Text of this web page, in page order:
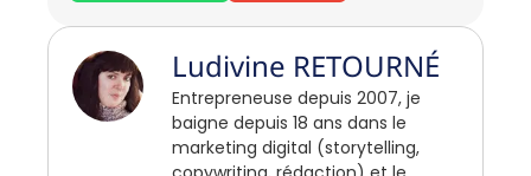
Ludivine RETOURNÉ
Entrepreneuse depuis 2007, je
baigne depuis 18 ans dans le
marketing digital (storytelling,